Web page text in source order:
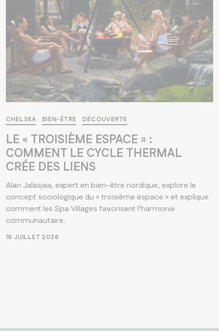
CHELSEA BIEN-ÊTRE DÉCOUVERTE
LE « TROISIÈME ESPACE » :
COMMENT LE CYCLE THERMAL
CRÉE DES LIENS
Alan Jalasjaa, expert en bien-être nordique, explore le
concept sociologique du « troisième espace » et explique
comment les Spa Villages favorisent l’harmonie
communautaire.
16 JUILLET 2026